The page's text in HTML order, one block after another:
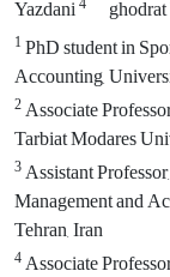
Yazdani
1PhD student in
Accounting,
2Associate
Tarbiat Modares
3Assistant
Management and
Tehran, Iran
4Associate